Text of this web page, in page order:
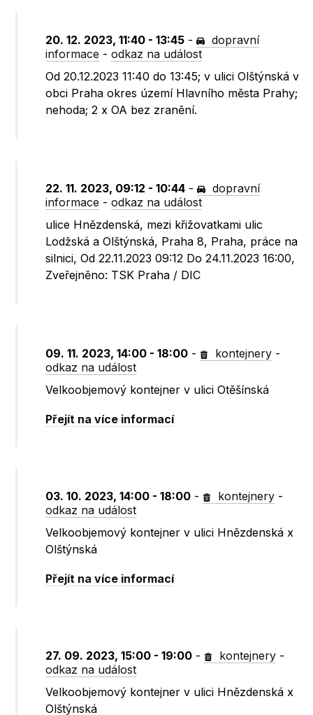
20. 12. 2023, 11:40 - 13:45 -
dopravní
informace -odkaz na událost
Od 20.12.2023 11:40 do 13:45; v ulici Olštýnská v
obci Praha okres území Hlavního města Prahy;
nehoda; 2 x OA bez zranění.
22. 11. 2023, 09:12 - 10:44 -
dopravní
informace -odkaz na událost
ulice Hnězdenská, mezi křižovatkami ulic
Lodžská a Olštýnská, Praha 8, Praha, práce na
silnici, Od 22.11.2023 09:12 Do 24.11.2023 16:00,
Zveřejněno: TSK Praha / DIC
09. 11. 2023, 14:00 - 18:00 - kontejnery -
odkaz na událost
Velkoobjemový kontejner v ulici Otěšínská
Přejít na více informací
03. 10. 2023, 14:00 - 18:00 - kontejnery -
odkaz na událost
Velkoobjemový kontejner v ulici Hnězdenská x
Olštýnská
Přejít na více informací
27. 09. 2023, 15:00 - 19:00 - kontejnery -
odkaz na událost
Velkoobjemový kontejner v ulici Hnězdenská x
Olštýnská